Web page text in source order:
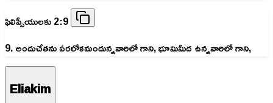
ఫిలిప్పీయులకు 2:9
9. అందుచేతను పరలోకమందున్నవారిలో గాని, భూమిమీద ఉన్నవారిలో గాని,
Eliakim